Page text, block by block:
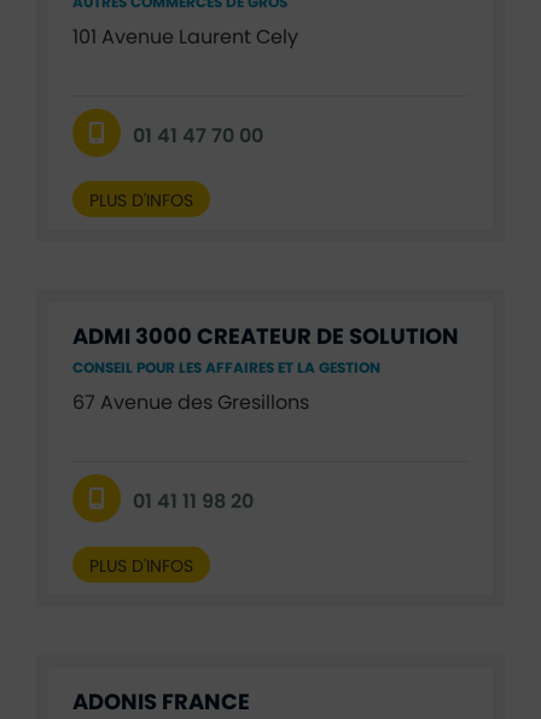
101 Avenue Laurent Cely
01 41 47 70 00
PLUS D'INFOS
ADMI 3000 CREATEUR DE SOLUTION
CONSEIL POUR LES AFFAIRES ET LA GESTION
67 Avenue des Gresillons
01 41 11 98 20
PLUS D'INFOS
ADONIS FRANCE